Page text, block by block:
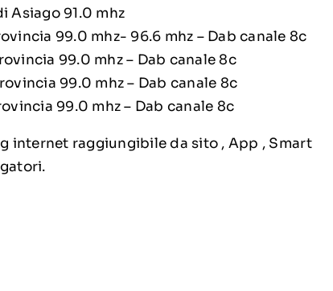
Asiago 91.0 mhz
99.0 mhz- 96.6 mhz – Dab canale 8c
99.0 mhz – Dab canale 8c
99.0 mhz – Dab canale 8c
99.0 mhz – Dab canale 8c
internet raggiungibile da sito , App , Smart